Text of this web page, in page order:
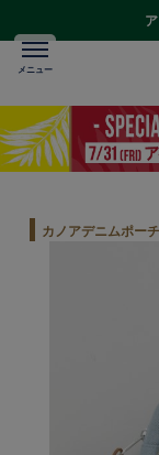
カノアデニムポーチ